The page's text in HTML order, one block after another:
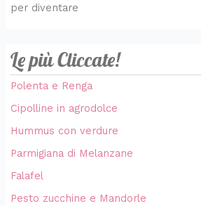
per diventare
Le più Cliccate!
Polenta e Renga
Cipolline in agrodolce
Hummus con verdure
Parmigiana di Melanzane
Falafel
Pesto zucchine e Mandorle